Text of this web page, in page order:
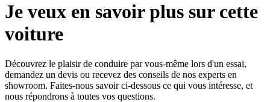
Je veux en savoir plus sur cette
voiture
Découvrez le plaisir de conduire par vous-même lors d'un essai,
demandez un devis ou recevez des conseils de nos experts en
showroom. Faites-nous savoir ci-dessous ce qui vous intéresse, et
nous répondrons à toutes vos questions.